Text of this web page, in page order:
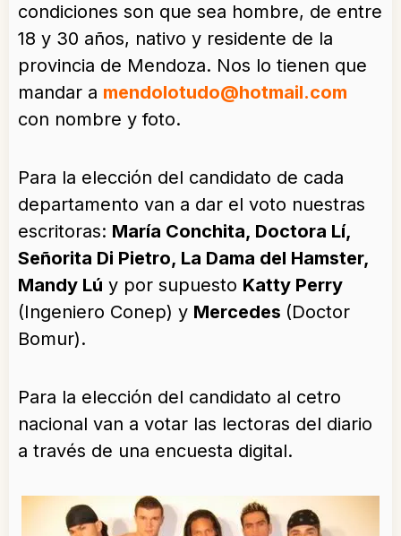
condiciones son que sea hombre, de entre
18 y 30 años, nativo y residente de la
provincia de Mendoza. Nos lo tienen que
mandar a mendolotudo@hotmail.com
con nombre y foto.
Para la elección del candidato de cada
departamento van a dar el voto nuestras
escritoras: María Conchita, Doctora Lí,
Señorita Di Pietro, La Dama del Hamster,
Mandy Lú y por supuesto Katty Perry
(Ingeniero Conep) y Mercedes (Doctor
Bomur).
Para la elección del candidato al cetro
nacional van a votar las lectoras del diario
a través de una encuesta digital.